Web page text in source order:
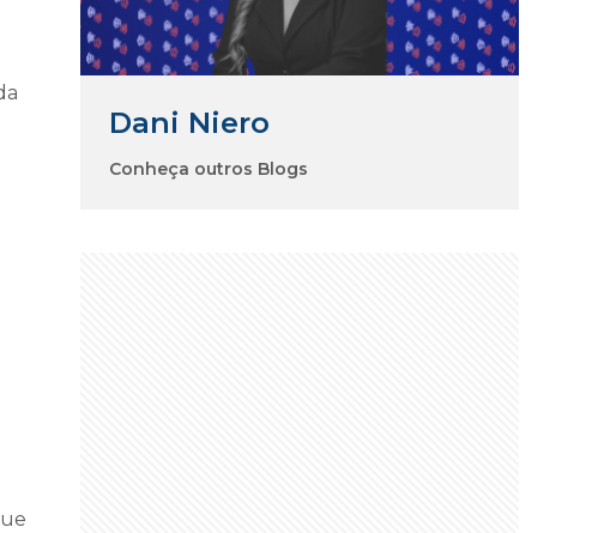
Dani Niero
Conheça outros Blogs